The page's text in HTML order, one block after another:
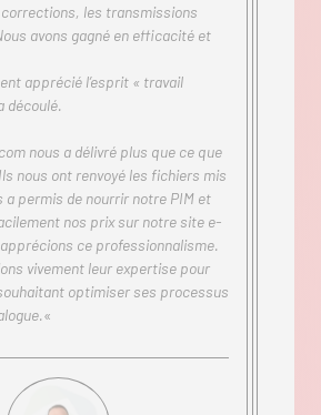
les transmissions
avons gagné en efficacité et
apprécié l’esprit « travail
découlé.
nous a délivré plus que ce que
nous ont renvoyé les fichiers mis
a permis de nourrir notre PIM et
nos prix sur notre site e-
ce professionnalisme.
vivement leur expertise pour
optimiser ses processus
«